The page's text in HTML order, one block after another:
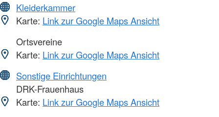
Kleiderkammer
Karte: Link zur Google Maps Ansicht
Ortsvereine
Karte: Link zur Google Maps Ansicht
Sonstige Einrichtungen
DRK-Frauenhaus
Karte: Link zur Google Maps Ansicht